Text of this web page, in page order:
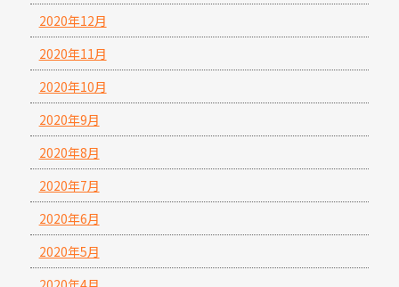
2020年12月
2020年11月
2020年10月
2020年9月
2020年8月
2020年7月
2020年6月
2020年5月